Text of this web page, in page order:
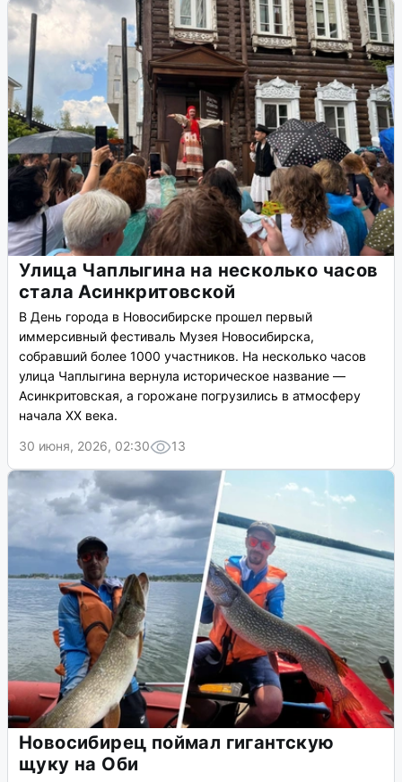
Улица Чаплыгина на несколько часов
стала Асинкритовской
В День города в Новосибирске прошел первый
иммерсивный фестиваль Музея Новосибирска,
собравший более 1000 участников. На несколько часов
улица Чаплыгина вернула историческое название —
Асинкритовская, а горожане погрузились в атмосферу
начала XX века.
30 июня, 2026, 02:30
13
Новосибирец поймал гигантскую
щуку на Оби